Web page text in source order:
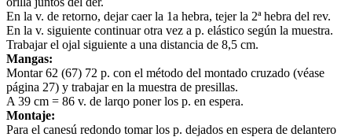
En la v. de retorno, dejar caer la 1a hebra, tejer la 2ª hebra del rev.
En la v. siguiente continuar otra vez a p. elástico según la muestra.
Trabajar el ojal siguiente a una distancia de 8,5 cm.
Mangas:
Montar 62 (67) 72 p. con el método del montado cruzado (véase
página 27) y trabajar en la muestra de presillas.
A 39 cm = 86 v. de larqo poner los p. en espera.
Montaje:
Para el canesú redondo tomar los p. dejados en espera de delantero